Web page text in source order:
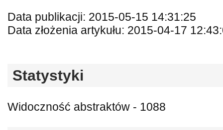
Data publikacji: 2015-05-15 14:31:25
Data złożenia artykułu: 2015-04-17
Statystyki
Widoczność abstraktów - 1088